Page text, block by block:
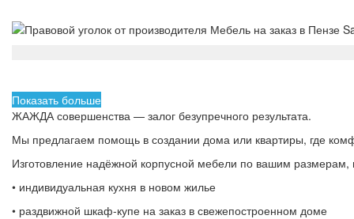
Показать больше
ЖАЖДА совершенства — залог безупречного результата.
Мы предлагаем помощь в создании дома или квартиры, где
Изготовление надёжной корпусной мебели по вашим
• индивидуальная кухня в новом жилье
• раздвижной шкаф-купе на заказ в свежепостроенном доме